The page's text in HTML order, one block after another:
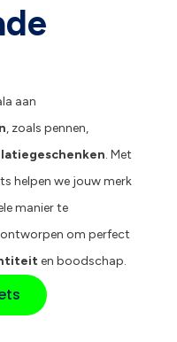
aan
, zoals pennen,
. Met
helpen we jouw merk
manier te
om perfect
en boodschap.